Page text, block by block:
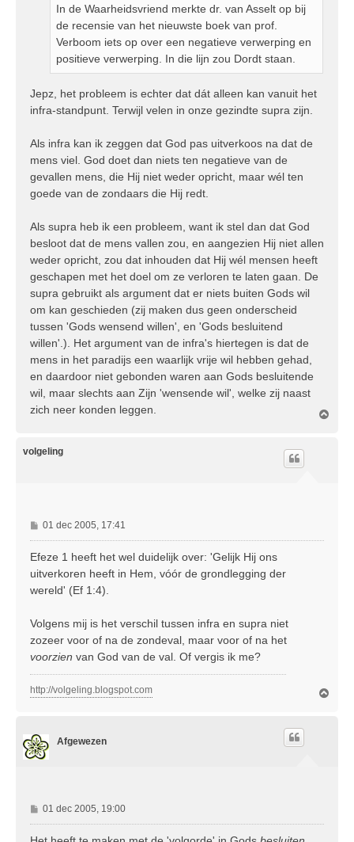
In de Waarheidsvriend merkte dr. van Asselt op bij
de recensie van het nieuwste boek van prof.
Verboom iets op over een negatieve verwerping en
positieve verwerping. In die lijn zou Dordt staan.
Jepz, het probleem is echter dat dát alleen kan vanuit het
infra-standpunt. Terwijl velen in onze gezindte supra zijn.
Als infra kan ik zeggen dat God pas uitverkoos na dat de
mens viel. God doet dan niets ten negatieve van de
gevallen mens, die Hij niet weder opricht, maar wél ten
goede van de zondaars die Hij redt.
Als supra heb ik een probleem, want ik stel dan dat God
besloot dat de mens vallen zou, en aangezien Hij niet allen
weder opricht, zou dat inhouden dat Hij wél mensen heeft
geschapen met het doel om ze verloren te laten gaan. De
supra gebruikt als argument dat er niets buiten Gods wil
om kan geschieden (zij maken dus geen onderscheid
tussen 'Gods wensend willen', en 'Gods besluitend
willen'.). Het argument van de infra's hiertegen is dat de
mens in het paradijs een waarlijk vrije wil hebben gehad,
en daardoor niet gebonden waren aan Gods besluitende
wil, maar slechts aan Zijn 'wensende wil', welke zij naast
zich neer konden leggen.
volgeling
B
e
r
h
01 dec 2005, 17:41
Efeze 1 heeft het wel duidelijk over: 'Gelijk Hij ons
uitverkoren heeft in Hem, vóór de grondlegging der
wereld' (Ef 1:4).
Volgens mij is het verschil tussen infra en supra niet
zozeer voor of na de zondeval, maar voor of na het
voorzien van God van de val. Of vergis ik me?
http://volgeling.blogspot.com
Afgewezen
B
e
r
01 dec 2005, 19:00